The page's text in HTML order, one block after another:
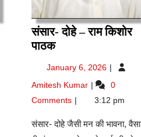
संसार- दोहे – राम किशोर
पाठकसंसार-
–
राम
किशोर
January 6, 2026 January
2026
Amitesh Kumar संसार-
राम
किशोर
0
Comments
3:12 pm
संसार- दोहे जैसी मन की भावना, वैसा